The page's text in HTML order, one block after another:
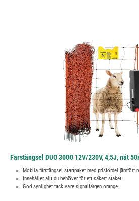
Fårstängsel DUO 3000 12V/230V, 4,5J, nät
Mobila fårstängsel startpaket med prisfördel jämfört
Innehåller allt du behöver för ett säkert staket
God synlighet tack vare signalfärgen orange